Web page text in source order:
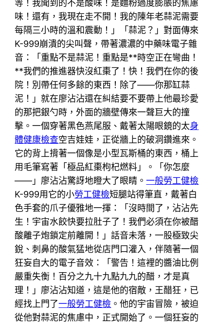
等！我聞到的不是酸味！是麵粉過度膨脹的焦慮
味！還有，我現在走不開！我的陳年老蒜泥需要
每隔三小時的溫和震動！」「蒜泥？」對面傳來
K-999崩潰的尖叫聲，帶著濃濃的中藥味電子雜
音：「重點不是蒜泥！重點是**時空正在彎曲！
**我們的推進器快沒紅棗了！快！我們在你的後
院！別帶任何多餘的東西！除了——你那缸蒜
泥！」就在廖沾沾還在糾結要不要帶上他最珍愛
的那把銀勺時，外面的牆壁傳來一聲巨大的撞
擊。一個穿著黑色燕尾服、戴著太陽眼鏡的太身
體健康檢查空吉娃娃，正從牆上的破洞鑽進來。
它的背上揹著一個像是小型瓦斯桶的東西，桶上
用毛筆寫著「極品紅棗枸杞燃料」。「你怎麼
——」廖沾沾驚訝地瞪大了眼睛。一般勞工健檢
K-999用它的小勞工健檢短腿站得筆直，戴著白
色手套的爪子優雅地一揮：「沒時間了，沾沾先
生！宇宙水餃快要拉肚子了！我們必須在你被醋
酸離子炮鎖定前離開！」話音未落，一股極致尖
銳、刺鼻的酸氣猛地從店門口灌入，伴隨著一個
狂妄自大的電子音效：「警告！這裡的醬油比例
嚴重失衡！百分之九十九點九九的醋，才是真
理！」廖沾沾知道，這是他的宿敵，王醋狂，已
經找上門了一般勞工健檢 。他的宇宙冒險，被迫
從他對蒜泥的焦慮中，正式開始了。一個狂妄的